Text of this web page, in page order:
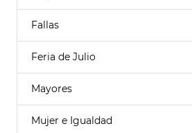
Fallas
Feria de Julio
Mayores
Mujer e Igualdad